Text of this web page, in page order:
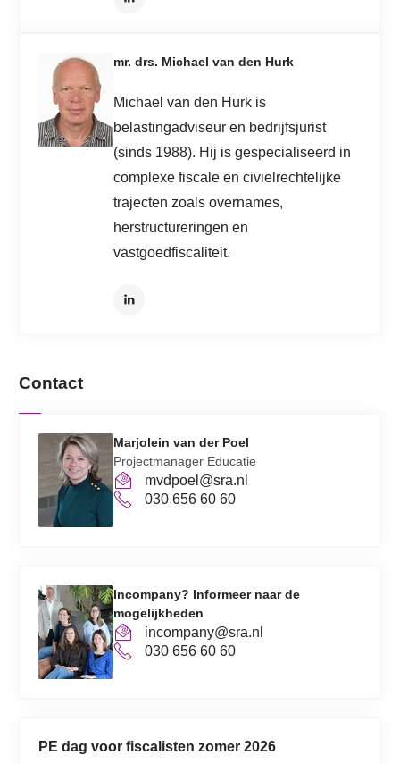
mr. drs. Michael van den Hurk
Michael van den Hurk is
belastingadviseur en bedrijfsjurist
(sinds 1988). Hij is gespecialiseerd in
complexe fiscale en civielrechtelijke
trajecten zoals overnames,
herstructureringen en
vastgoedfiscaliteit.
Contact
Marjolein van der Poel
Projectmanager Educatie
mvdpoel@sra.nl
030 656 60 60
Incompany? Informeer naar de
mogelijkheden
incompany@sra.nl
030 656 60 60
PE dag voor fiscalisten zomer 2026